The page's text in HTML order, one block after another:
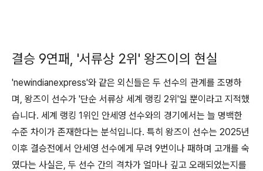
결승 9연패, '서류상 2위' 왕즈이의 현실
'newindianexpress'와 같은 외신들은 두 선수의 관계를 조명하
며, 왕즈이 선수가 '단순 서류상 세계 랭킹 2위'일 뿐이라고 지적했
습니다. 세계 랭킹 1위인 안세영 선수와의 경기에서는 늘 명백한
수준 차이가 존재한다는 분석입니다. 특히 왕즈이 선수는 2025년
이후 결승전에서 안세영 선수에게 무려 9번이나 패하며 고개를 숙
였다는 사실은, 두 선수 간의 격차가 얼마나 깊고 오래되었는지를